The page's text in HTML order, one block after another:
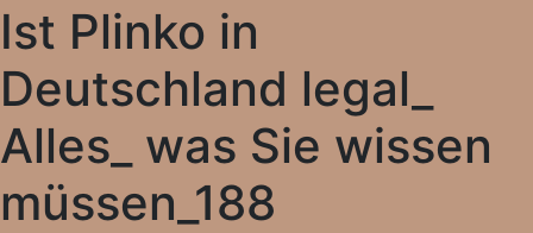
Ist Plinko in
Deutschland legal_
Alles_ was Sie wissen
müssen_188